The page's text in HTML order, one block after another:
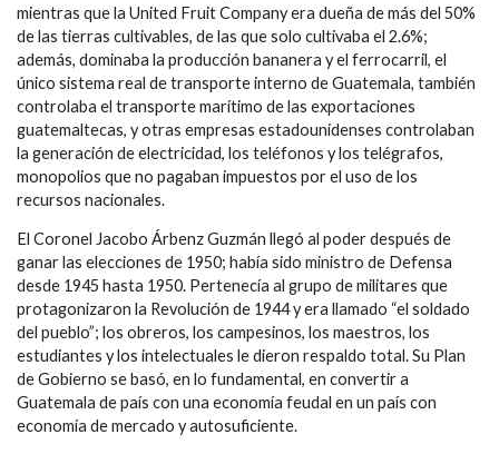
mientras que la United Fruit Company era dueña de más del 50%
de las tierras cultivables, de las que solo cultivaba el 2.6%;
además, dominaba la producción bananera y el ferrocarril, el
único sistema real de transporte interno de Guatemala, también
controlaba el transporte marítimo de las exportaciones
guatemaltecas, y otras empresas estadounidenses controlaban
la generación de electricidad, los teléfonos y los telégrafos,
monopolios que no pagaban impuestos por el uso de los
recursos nacionales.
El Coronel Jacobo Árbenz Guzmán llegó al poder después de
ganar las elecciones de 1950; había sido ministro de Defensa
desde 1945 hasta 1950. Pertenecía al grupo de militares que
protagonizaron la Revolución de 1944 y era llamado “el soldado
del pueblo”; los obreros, los campesinos, los maestros, los
estudiantes y los intelectuales le dieron respaldo total. Su Plan
de Gobierno se basó, en lo fundamental, en convertir a
Guatemala de país con una economía feudal en un país con
economía de mercado y autosuficiente.